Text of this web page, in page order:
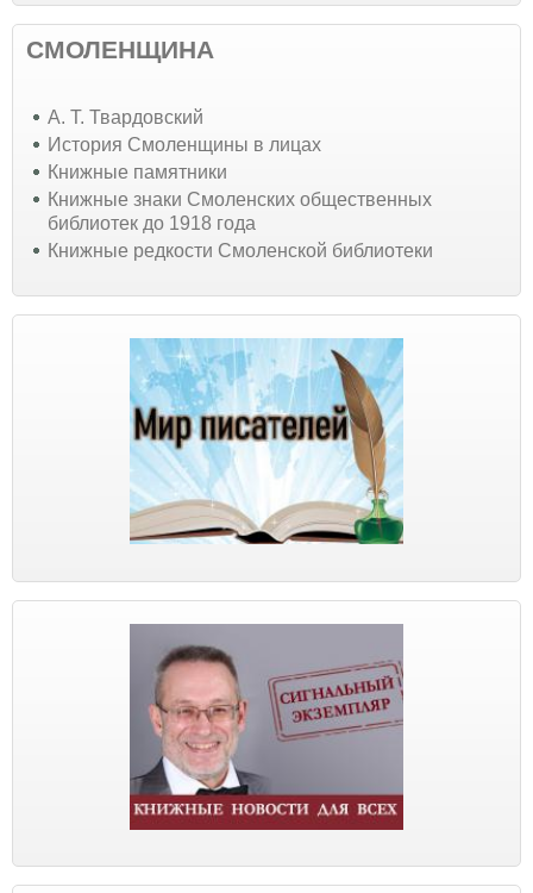
СМОЛЕНЩИНА
А. Т. Твардовский
История Смоленщины в лицах
Книжные памятники
Книжные знаки Смоленских общественных
библиотек до 1918 года
Книжные редкости Смоленской библиотеки